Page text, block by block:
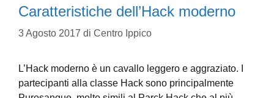
Caratteristiche dell’Hack moderno
3 Agosto 2017 di Centro Ippico
L’Hack moderno è un cavallo leggero e aggraziato. I
partecipanti alla classe Hack sono principalmente